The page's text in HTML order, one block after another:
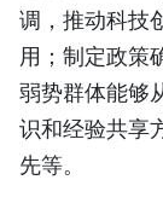
调，推动科技
用；制定政策
弱势群体能够
识和经验共享
先等。